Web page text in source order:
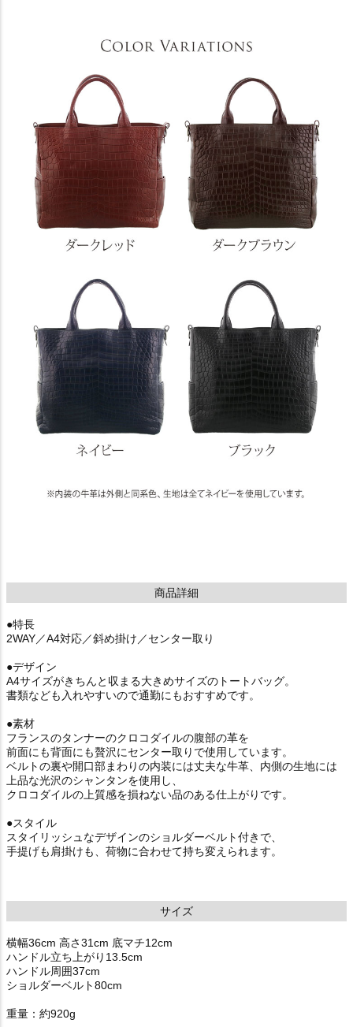
商品詳細
●特長
2WAY／A4対応／斜め掛け／センター取り
●デザイン
A4サイズがきちんと収まる大きめサイズのトートバッグ。
書類なども入れやすいので通勤にもおすすめです。
●素材
フランスのタンナーのクロコダイルの腹部の革を
前面にも背面にも贅沢にセンター取りで使用しています。
ベルトの裏や開口部まわりの内装には丈夫な牛革、内側の生地には
上品な光沢のシャンタンを使用し、
クロコダイルの上質感を損ねない品のある仕上がりです。
●スタイル
スタイリッシュなデザインのショルダーベルト付きで、
手提げも肩掛けも、荷物に合わせて持ち変えられます。
サイズ
横幅36cm 高さ31cm 底マチ12cm
ハンドル立ち上がり13.5cm
ハンドル周囲37cm
ショルダーベルト80cm
重量：約920g